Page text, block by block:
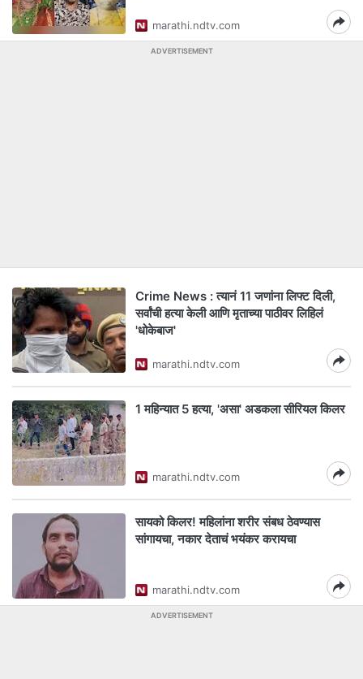
marathi.ndtv.com
ADVERTISEMENT
Crime News : त्यानं 11 जणांना लिफ्ट दिली,
सर्वांची हत्या केली आणि मृताच्या पाठीवर लिहिलं
'धोकेबाज'
marathi.ndtv.com
1 महिन्यात 5 हत्या, 'असा' अडकला सीरियल किलर
marathi.ndtv.com
सायको किलर! महिलांना शरीर संबध ठेवण्यास
सांगायचा, नकार देताचं भयंकर करायचा
marathi.ndtv.com
ADVERTISEMENT